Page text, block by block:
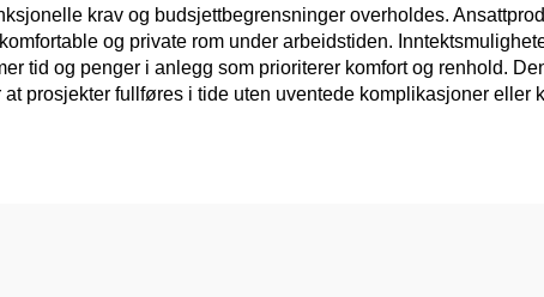
krav og budsjettbegrensninger overholdes.
og private rom under arbeidstiden.
tid og penger i anlegg som prioriterer komfort og renhold.
prosjekter fullføres i tide uten uventede komplikasjoner eller